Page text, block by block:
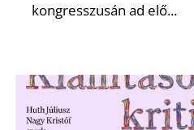
kongresszusán ad elő...